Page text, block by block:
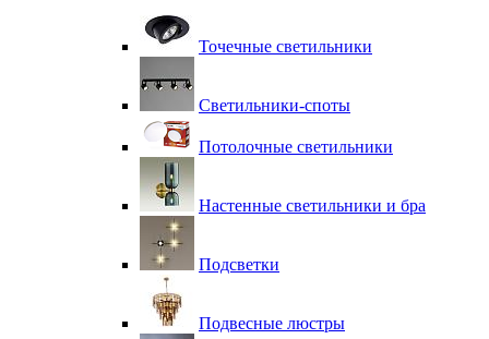
Точечные светильники
Светильники-споты
Потолочные светильники
Настенные светильники и бра
Подсветки
Подвесные люстры